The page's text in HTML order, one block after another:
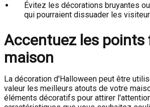
Évitez les décorations bruyantes
qui pourraient dissuader les
Accentuez les points
maison
La décoration d'Halloween peut être
valeur les meilleurs atouts de votre
éléments décoratifs pour attirer